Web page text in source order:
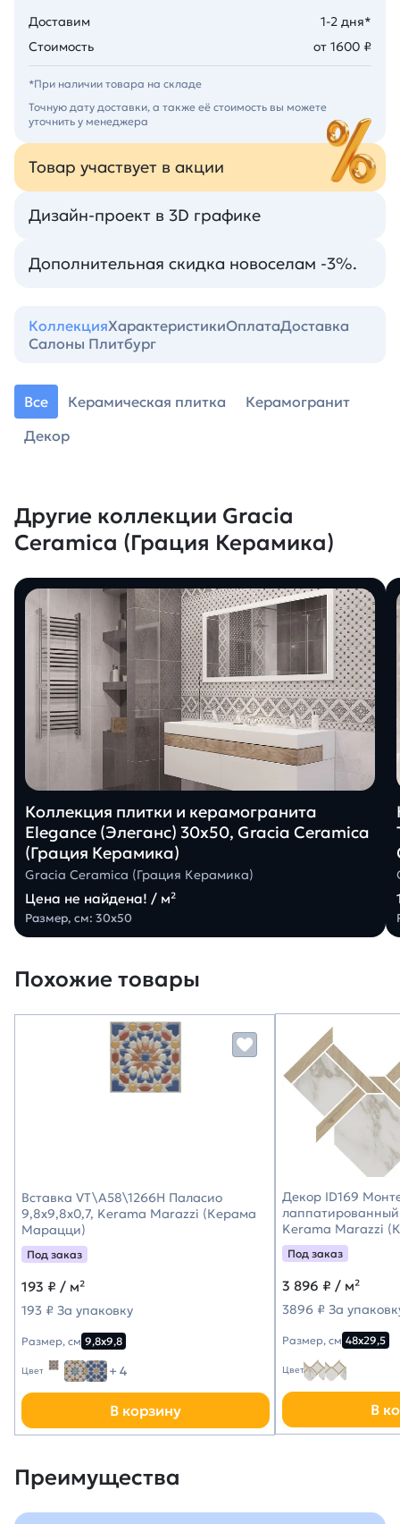
Доставим
1-2 дня*
Стоимость
от 1600 ₽
*При наличии товара на складе
Точную дату доставки, а также её стоимость вы можете
уточнить у менеджера
Товар участвует в акции
Дизайн-проект в 3D графике
Дополнительная скидка новоселам -3%.
КоллекцияХарактеристикиОплатаДоставка
Салоны Плитбург
Все Керамическая плитка
Керамогранит
Декор
Другие коллекции Gracia
Ceramica (Грация Керамика)
Коллекция плитки и керамогранита
Elegance (Элеганс) 30х50, Gracia Ceramica
(Грация Керамика)
Gracia Ceramica (Грация Керамика)
Цена не найдена! / м²
Размер, см: 30х50
Похожие товары
Вставка VT\A58\1266H Паласио
9,8x9,8x0,7, Kerama Marazzi (Керама
Марацци)
Под заказ
193 ₽ / м²
193 ₽ За упаковку
Размер, см 9,8х9,8
Цвет + 4
В корзину
Декор ID169
Kerama Marazzi
Под заказ
3 896 ₽ / м²
3896 ₽ За
Размер, см 48х29,5
Цвет
В
Преимущества